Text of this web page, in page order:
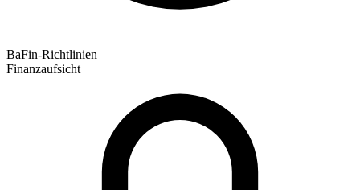
BaFin-Richtlinien
Finanzaufsicht